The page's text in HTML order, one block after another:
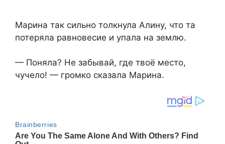
Марина так сильно толкнула Алину, что та
потеряла равновесие и упала на землю.
— Поняла? Не забывай, где твоё место,
чучело! — громко сказала Марина.